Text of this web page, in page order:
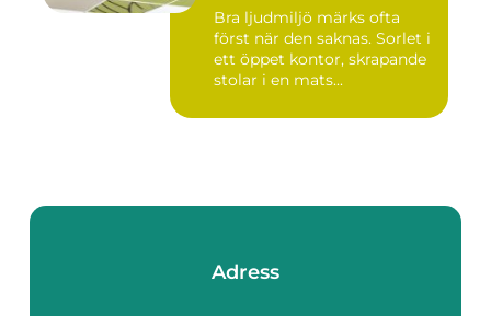
Bra ljudmiljö märks ofta
först när den saknas. Sorlet i
ett öppet kontor, skrapande
stolar i en mats...
Adress